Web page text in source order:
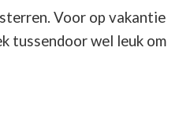
Voor op vakantie
tussendoor wel leuk om